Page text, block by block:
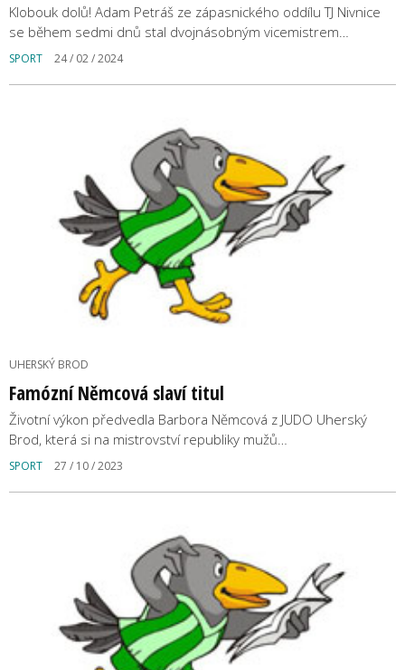
Klobouk dolů! Adam Petráš ze zápasnického oddílu TJ Nivnice
se během sedmi dnů stal dvojnásobným vicemistrem…
SPORT 24 / 02 / 2024
UHERSKÝ BROD
Famózní Němcová slaví titul
Životní výkon předvedla Barbora Němcová z JUDO Uherský
Brod, která si na mistrovství republiky mužů…
SPORT 27 / 10 / 2023